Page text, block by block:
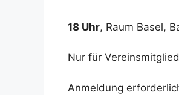
18 Uhr, Raum Basel,
Nur für
Anmeldung